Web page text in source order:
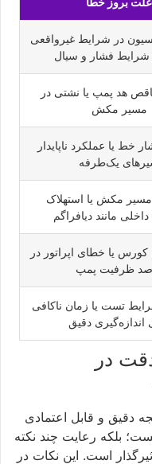
در شرایط غیرواقعی
شرایط فشار و سیال
هد پمپ یا نشتی در
مسیر مکش
خط یا عملکرد ناپایدار
یک‌طرفه
مکش یا استهلاک
مانند دیافراگم
کورس یا خطای اپراتور در
ظرفیت پمپ
تست یا زمان ناکافی
اندازه‌گیری دقیق
در
دقیق و قابل اعتمادی
بلکه رعایت چند نکته
است. این نکات در